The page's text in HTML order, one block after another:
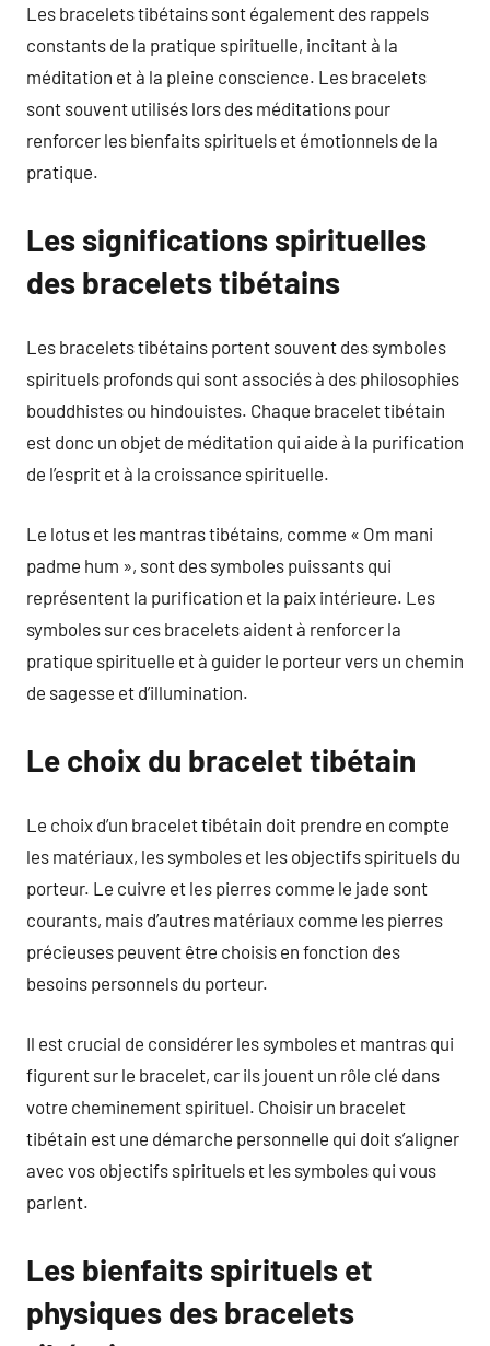
Les bracelets tibétains sont également des rappels
constants de la pratique spirituelle, incitant à la
méditation et à la pleine conscience. Les bracelets
sont souvent utilisés lors des méditations pour
renforcer les bienfaits spirituels et émotionnels de la
pratique.
Les significations spirituelles
des bracelets tibétains
Les bracelets tibétains portent souvent des symboles
spirituels profonds qui sont associés à des philosophies
bouddhistes ou hindouistes. Chaque bracelet tibétain
est donc un objet de méditation qui aide à la purification
de l’esprit et à la croissance spirituelle.
Le lotus et les mantras tibétains, comme « Om mani
padme hum », sont des symboles puissants qui
représentent la purification et la paix intérieure. Les
symboles sur ces bracelets aident à renforcer la
pratique spirituelle et à guider le porteur vers un chemin
de sagesse et d’illumination.
Le choix du bracelet tibétain
Le choix d’un bracelet tibétain doit prendre en compte
les matériaux, les symboles et les objectifs spirituels du
porteur. Le cuivre et les pierres comme le jade sont
courants, mais d’autres matériaux comme les pierres
précieuses peuvent être choisis en fonction des
besoins personnels du porteur.
Il est crucial de considérer les symboles et mantras qui
figurent sur le bracelet, car ils jouent un rôle clé dans
votre cheminement spirituel. Choisir un bracelet
tibétain est une démarche personnelle qui doit s’aligner
avec vos objectifs spirituels et les symboles qui vous
parlent.
Les bienfaits spirituels et
physiques des bracelets